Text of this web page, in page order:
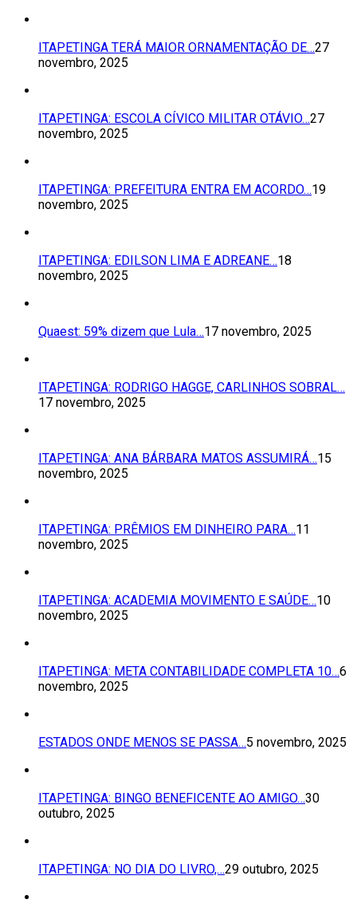
ITAPETINGA TERÁ MAIOR ORNAMENTAÇÃO DE…27
novembro, 2025
ITAPETINGA: ESCOLA CÍVICO MILITAR OTÁVIO…27
novembro, 2025
ITAPETINGA: PREFEITURA ENTRA EM ACORDO…19
novembro, 2025
ITAPETINGA: EDILSON LIMA E ADREANE…18
novembro, 2025
Quaest: 59% dizem que Lula…17 novembro, 2025
ITAPETINGA: RODRIGO HAGGE, CARLINHOS SOBRAL…
17 novembro, 2025
ITAPETINGA: ANA BÁRBARA MATOS ASSUMIRÁ…15
novembro, 2025
ITAPETINGA: PRÊMIOS EM DINHEIRO PARA…11
novembro, 2025
ITAPETINGA: ACADEMIA MOVIMENTO E SAÚDE…10
novembro, 2025
ITAPETINGA: META CONTABILIDADE COMPLETA 10…6
novembro, 2025
ESTADOS ONDE MENOS SE PASSA…5 novembro, 2025
ITAPETINGA: BINGO BENEFICENTE AO AMIGO…30
outubro, 2025
ITAPETINGA: NO DIA DO LIVRO,…29 outubro, 2025